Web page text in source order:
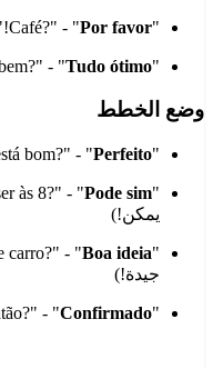
"Café?" - "
Por favor
"Tudo bem?" - "
Tudo ótimo
وضع الخطط
"Sábado está bom?" - "
Perfeito
"Pode ser às 8?" - "
Pode sim
يمكن!)
"Vamos de carro?" - "
Boa ideia
جيدة!)
"Confirmado então?" - "
Confirmado